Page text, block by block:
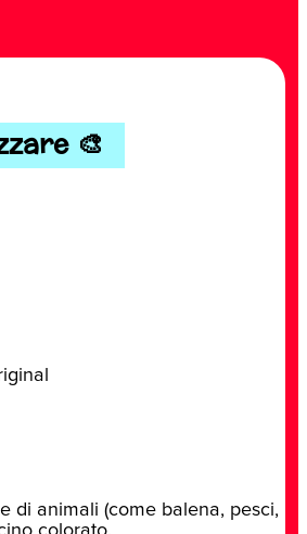
🎨
di animali (come balena, pesci,